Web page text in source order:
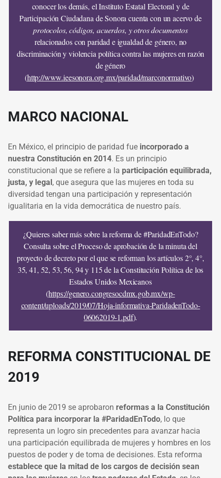
conocer los demás, el Instituto Estatal Electoral y de
Participación Ciudadana de Sonora cuenta con un acervo de
protocolos, códigos, acuerdos, y otros documentos
relacionados con paridad e igualdad de género, no
discriminación y violencia política contra las mujeres en razón
de género
(http://www.ieesonora.org.mx/paridad/marconormativo)
MARCO NACIONAL
En México, el principio de paridad fue incorporado a
nuestra Constitución en 2014. Es un principio
constitucional que se refiere a la participación equilibrada,
justa, y legal, que asegura que las mujeres en toda su
diversidad tengan una participación y representación
igualitaria en la vida democrática de nuestro país.
¿Quieres saber más sobre la reforma de #ParidadEnTodo?
Consulta sobre el Proceso de aprobación de la minuta del
proyecto de decreto por el que se reforman los artículos 2°, 4°,
35, 41, 52, 53, 56, 94 y 115 de la Constitución Política de los
Estados Unidos Mexicanos
(https://genero.congresocdmx.gob.mx/wp-
content/uploads/2019/07/Hoja-informativa-ParidadenTodo-
06062019-1.pdf).
REFORMA CONSTITUCIONAL DE
2019
En junio de 2019 se aprobaron reformas a la Constitución
Política para incorporar la #ParidadEnTodo, lo que
representa un logro sin precedentes para avanzar hacia
una participación equilibrada de mujeres y hombres en los
puestos de poder y de toma de decisiones. Esta reforma
establece que la mitad de los cargos de decisión sean